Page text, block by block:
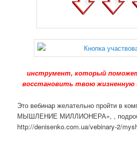
инструмент, который
восстановить твою жизненную
Это вебинар желательно пройти в
МЫШЛЕНИЕ МИЛЛИОНЕРА», ,
http://denisenko.com.ua/vebinary-2/